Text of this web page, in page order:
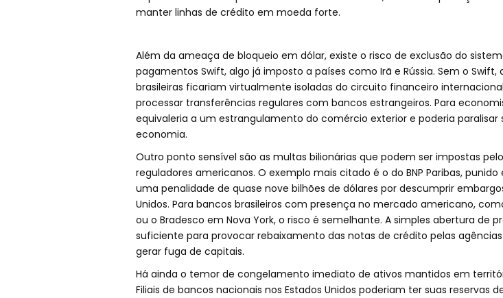
manter linhas de crédito em moeda forte.
Além da ameaça de bloqueio em dólar, existe o risco de exclusão do
pagamentos Swift, algo já imposto a países como Irã e Rússia. Sem o Swift,
brasileiras ficariam virtualmente isoladas do circuito financeiro
processar transferências regulares com bancos estrangeiros. Para
equivaleria a um estrangulamento do comércio exterior e poderia paralisar
economia.
Outro ponto sensível são as multas bilionárias que podem ser impostas
reguladores americanos. O exemplo mais citado é o do BNP Paribas, punido
uma penalidade de quase nove bilhões de dólares por descumprir
Unidos. Para bancos brasileiros com presença no mercado americano,
ou o Bradesco em Nova York, o risco é semelhante. A simples abertura de
suficiente para provocar rebaixamento das notas de crédito pelas
gerar fuga de capitais.
Há ainda o temor de congelamento imediato de ativos mantidos em
Filiais de bancos nacionais nos Estados Unidos poderiam ter suas reservas